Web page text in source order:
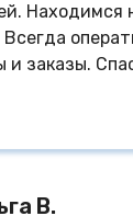
Находимся
Всегда
и заказы.
В.